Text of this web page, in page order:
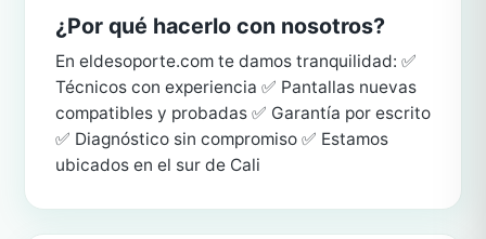
¿Por qué hacerlo con nosotros?
En eldesoporte.com te damos tranquilidad: ✅
Técnicos con experiencia ✅ Pantallas nuevas
compatibles y probadas ✅ Garantía por escrito
✅ Diagnóstico sin compromiso ✅ Estamos
ubicados en el sur de Cali